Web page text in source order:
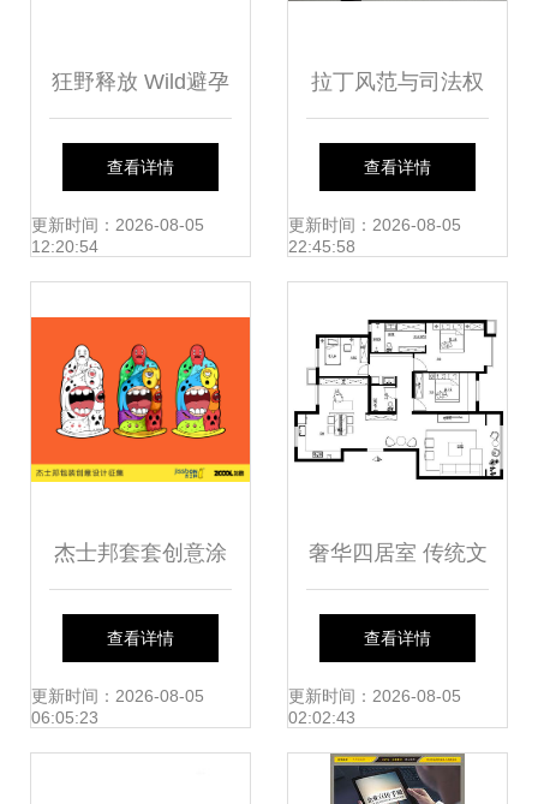
狂野释放 Wild避孕
产品品牌形象与平
面设计解析
查看详情
更新时间：2026-08-05
12:20:54
拉丁风范与司法权
威的完美融合
Lobo Vasques 精
形象设计
查看详情
更新时间：2026-08-05
22:45:58
杰士邦套套创意涂
鸦 当平面设计邂逅
浪荡痞子的叛逆美
查看详情
更新时间：2026-08-05
06:05:23
奢华四居室 传统文
化与现代设计的完
美交融
查看详情
更新时间：2026-08-05
02:02:43